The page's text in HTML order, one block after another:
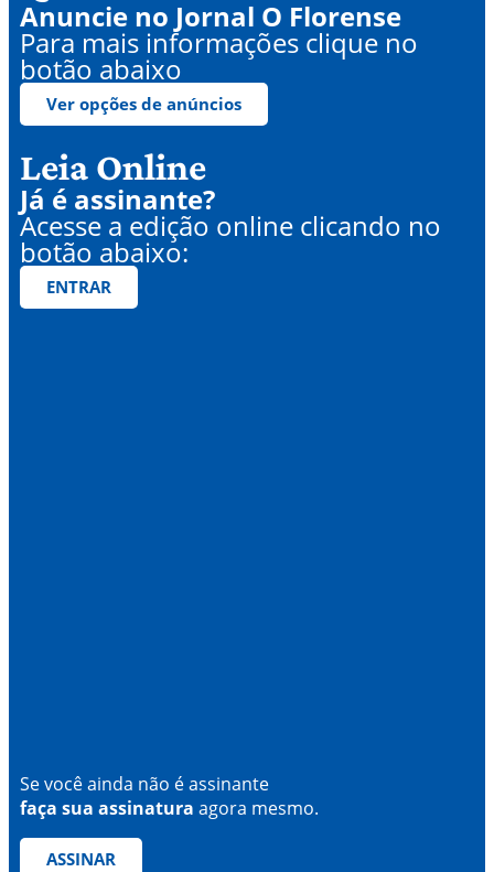
Anuncie no Jornal O Florense
Para mais informações clique no
botão abaixo
Ver opções de anúncios
Leia Online
Já é assinante?
Acesse a edição online clicando no
botão abaixo:
ENTRAR
Se você ainda não é assinante
faça sua assinatura agora mesmo.
ASSINAR